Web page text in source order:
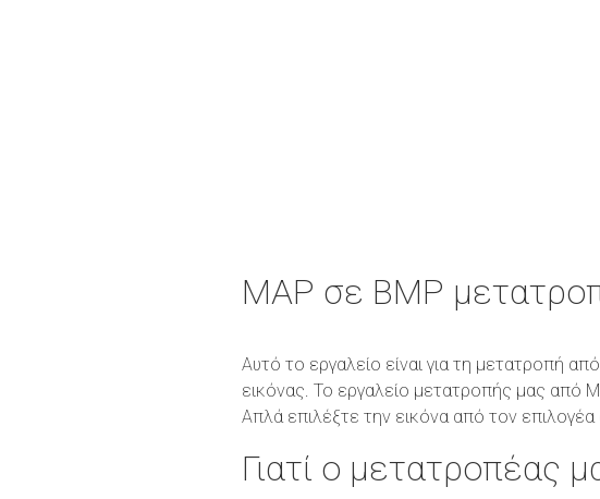
MAP σε BMP
Αυτό το εργαλείο είναι για τη μετατροπή
εικόνας. Το εργαλείο μετατροπής μας από
Απλά επιλέξτε την εικόνα από τον
Γιατί ο μετατροπέας